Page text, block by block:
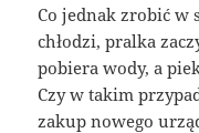
Co jednak zrobić w
chłodzi, pralka
pobiera wody, a
Czy w takim
zakup nowego